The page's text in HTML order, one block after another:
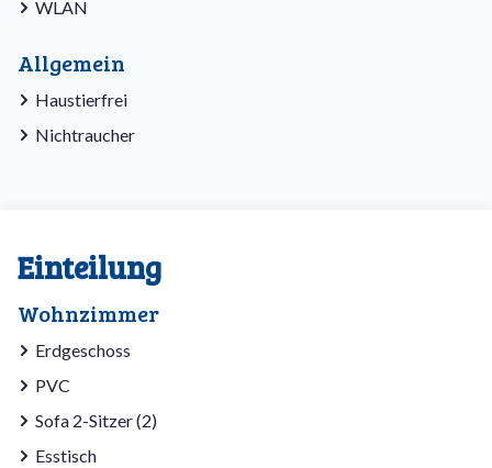
WLAN
Allgemein
Haustierfrei
Nichtraucher
Einteilung
Wohnzimmer
Erdgeschoss
PVC
Sofa 2-Sitzer (2)
Esstisch